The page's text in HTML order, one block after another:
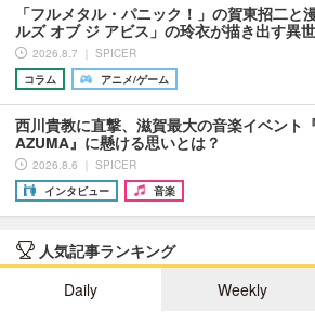
「フルメタル・パニック！」の賀東招二と
ルズ オブ ジ アビス」の玲衣が描き出す異
2026.8.7 ｜ SPICER
コラム
アニメ/ゲーム
西川貴教に直撃、滋賀最大の音楽イベント
AZUMA』に懸ける思いとは？
2026.8.6 ｜ SPICER
インタビュー
音楽
人気記事ランキング
Daily
Weekly